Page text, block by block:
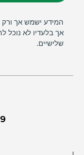
המידע ישמש אך ורק
אך בלעדיו לא נוכל
שלישיים.